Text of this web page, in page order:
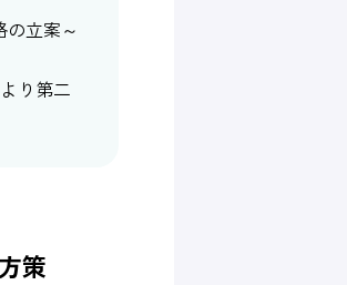
立案～
り第二
策